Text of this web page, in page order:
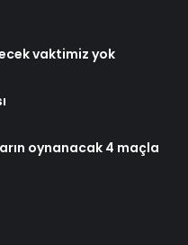
vaktimiz yok
oynanacak 4 maçla